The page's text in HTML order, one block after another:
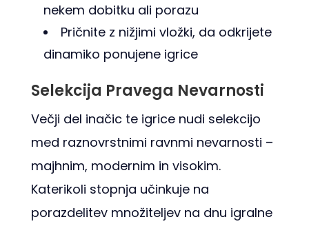
nekem dobitku ali porazu
Pričnite z nižjimi vložki, da odkrijete
dinamiko ponujene igrice
Selekcija Pravega Nevarnosti
Večji del inačic te igrice nudi selekcijo
med raznovrstnimi ravnmi nevarnosti –
majhnim, modernim in visokim.
Katerikoli stopnja učinkuje na
porazdelitev množiteljev na dnu igralne